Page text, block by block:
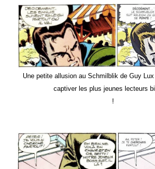
Une petite allusion au Schmilblik de Guy
captiver les plus jeunes lecteurs
!